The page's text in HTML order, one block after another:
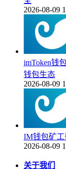
2026-08-09
imToken钱
钱包生态
2026-08-09
IM钱包矿
2026-08-09
关于我们